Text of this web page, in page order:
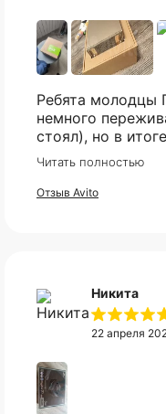
Ребята молодцы Привезли Nvidia в конце я
немного
стоял), но в итоге все
спасибо что
мгновенно,
высоком уровне!
Читать полностью
Отзыв Avito
Никита
22 апреля